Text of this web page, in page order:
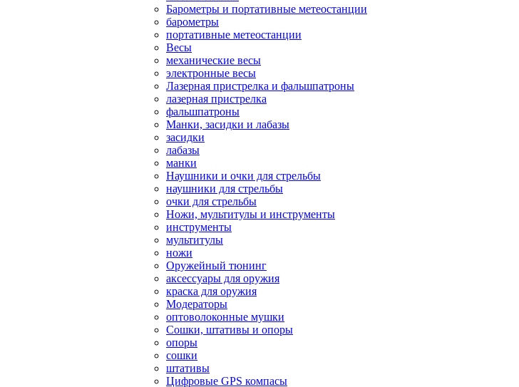
Барометры и портативные метеостанции
барометры
портативные метеостанции
Весы
механические весы
электронные весы
Лазерная пристрелка и фальшпатроны
лазерная пристрелка
фальшпатроны
Манки, засидки и лабазы
засидки
лабазы
манки
Наушники и очки для стрельбы
наушники для стрельбы
очки для стрельбы
Ножи, мультитулы и инструменты
инструменты
мультитулы
ножи
Оружейный тюнинг
аксессуары для оружия
краска для оружия
Модераторы
оптоволоконные мушки
Сошки, штативы и опоры
опоры
сошки
штативы
Цифровые GPS компасы